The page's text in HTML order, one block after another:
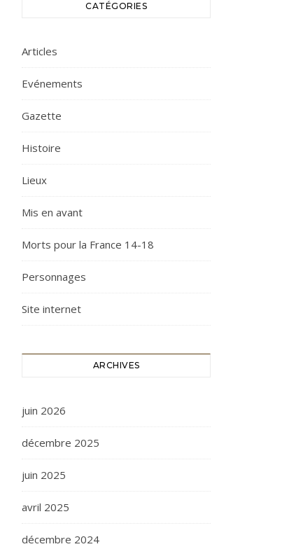
CATÉGORIES
Articles
Evénements
Gazette
Histoire
Lieux
Mis en avant
Morts pour la France 14-18
Personnages
Site internet
ARCHIVES
juin 2026
décembre 2025
juin 2025
avril 2025
décembre 2024